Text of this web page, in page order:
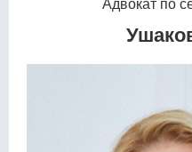
Адвокат по